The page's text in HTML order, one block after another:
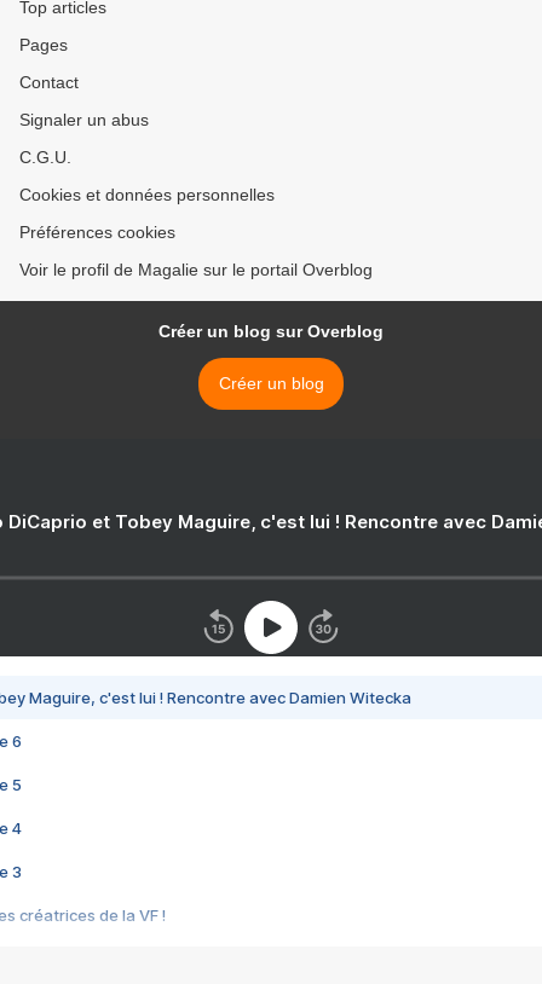
Top articles
Pages
Contact
Signaler un abus
C.G.U.
Cookies et données personnelles
Préférences cookies
Voir le profil de Magalie sur le portail Overblog
Créer un blog sur Overblog
Créer un blog
DiCaprio et Tobey Maguire, c'est lui ! Rencontre avec
Maguire, c'est lui ! Rencontre avec Damien Witecka
6
5
4
3
créatrices de la VF !